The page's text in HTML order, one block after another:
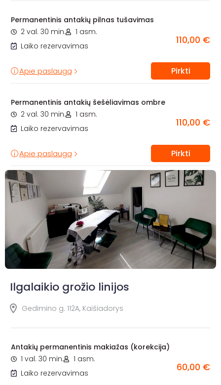
Permanentinis antakių pilnas tušavimas
2 val. 30 min.
1 asm.
Laiko rezervavimas
110,00 €
Apie paslaugą Pirkti
Permanentinis antakių šešėliavimas ombre
2 val. 30 min.
1 asm.
Laiko rezervavimas
110,00 €
Apie paslaugą Pirkti
Ilgalaikio grožio linijos
Gedimino g. 112A, Kaišiadorys
Antakių permanentinis makiažas (korekcija)
1 val. 30 min.
1 asm.
Laiko rezervavimas
60,00 €